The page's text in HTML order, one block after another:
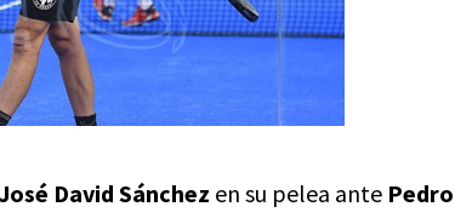
David Sánchez en su pelea ante Pedro